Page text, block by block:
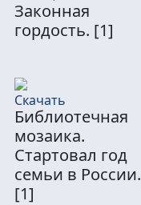
Законная
гордость. [1]
Библиотечная
мозаика.
Стартовал год
семьи в России.
[1]